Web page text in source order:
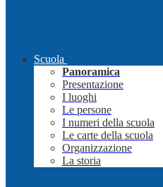
Scuola
Panoramica
Presentazione
I luoghi
Le persone
I numeri della scuola
Le carte della scuola
Organizzazione
La storia